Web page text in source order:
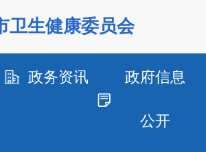
卫生健康委员会
政务资讯 政府信息
公开